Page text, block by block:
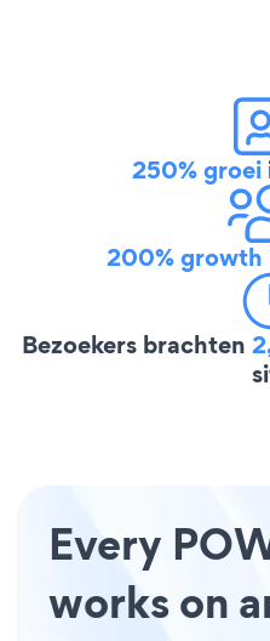
250% groei
200% growth
Bezoekers brachten
Every
works on